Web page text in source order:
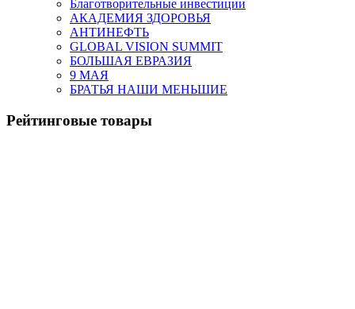
Благотворительные инвестиции
АКАДЕМИЯ ЗДОРОВЬЯ
АНТИНЕФТЬ
GLOBAL VISION SUMMIT
БОЛЬШАЯ ЕВРАЗИЯ
9 МАЯ
БРАТЬЯ НАШИ МЕНЬШИЕ
Рейтинговые товары